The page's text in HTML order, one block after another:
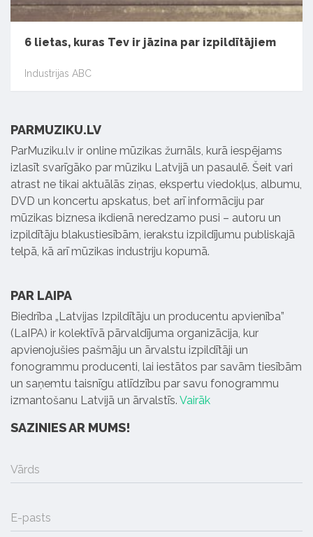
6 lietas, kuras Tev ir jāzina par izpildītājiem
Industrijas ABC
PARMUZIKU.LV
ParMuziku.lv ir online mūzikas žurnāls, kurā iespējams
izlasīt svarīgāko par mūziku Latvijā un pasaulē. Šeit vari
atrast ne tikai aktuālās ziņas, ekspertu viedokļus, albumu,
DVD un koncertu apskatus, bet arī informāciju par
mūzikas biznesa ikdienā neredzamo pusi – autoru un
izpildītāju blakustiesībām, ierakstu izpildījumu publiskajā
telpā, kā arī mūzikas industriju kopumā.
PAR LAIPA
Biedrība „Latvijas Izpildītāju un producentu apvienība”
(LaIPA) ir kolektīvā pārvaldījuma organizācija, kur
apvienojušies pašmāju un ārvalstu izpildītāji un
fonogrammu producenti, lai iestātos par savām tiesībām
un saņemtu taisnīgu atlīdzību par savu fonogrammu
izmantošanu Latvijā un ārvalstīs. Vairāk
SAZINIES AR MUMS!
Vārds
E-pasts